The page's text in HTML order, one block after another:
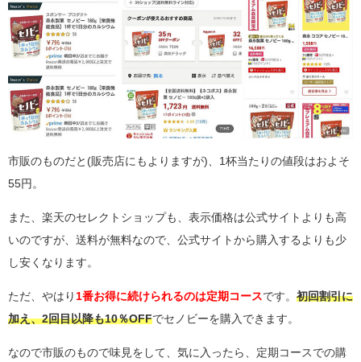
市販のものだと(販売店にもよりますが)、1杯当たりの値段はおよそ
55円。
また、楽天のセレクトショップも、表示価格は公式サイトよりも高
いのですが、送料が無料なので、公式サイトから購入するよりも少
し安くなります。
ただ、やはり 1番お得に続けられるのは定期コース です。 初回割引に
加え、2回目以降も10％OFFでセノビーを購入できます。
なので市販のもので味見をして、気に入ったら、定期コースでの購